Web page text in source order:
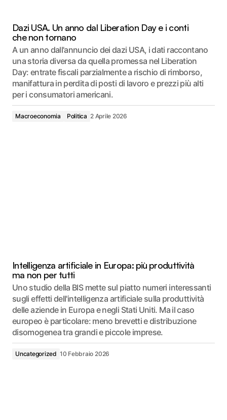
Dazi USA. Un anno dal Liberation Day e i conti
che non tornano
A un anno dall'annuncio dei dazi USA, i dati raccontano
una storia diversa da quella promessa nel Liberation
Day: entrate fiscali parzialmente a rischio di rimborso,
manifattura in perdita di posti di lavoro e prezzi più alti
per i consumatori americani.
Macroeconomia Politica 2 Aprile 2026
Intelligenza artificiale in Europa: più produttività
ma non per tutti
Uno studio della BIS mette sul piatto numeri interessanti
sugli effetti dell'intelligenza artificiale sulla produttività
delle aziende in Europa e negli Stati Uniti. Ma il caso
europeo è particolare: meno brevetti e distribuzione
disomogenea tra grandi e piccole imprese.
Uncategorized 10 Febbraio 2026